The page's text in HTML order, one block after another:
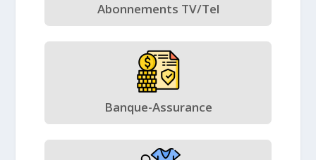
Abonnements TV/Tel
Banque-Assurance